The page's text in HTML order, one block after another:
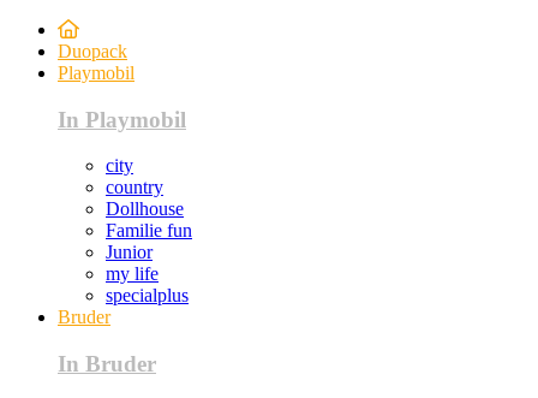
Duopack
Playmobil
In Playmobil
city
country
Dollhouse
Familie fun
Junior
my life
specialplus
Bruder
In Bruder